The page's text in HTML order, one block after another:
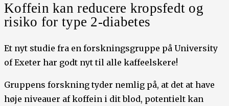
Koffein kan reducere kropsfedt og
risiko for type 2-diabetes
Et nyt studie fra en forskningsgruppe på University
of Exeter har godt nyt til alle kaffeelskere!
Gruppens forskning tyder nemlig på, at det at have
høje niveauer af koffein i dit blod, potentielt kan